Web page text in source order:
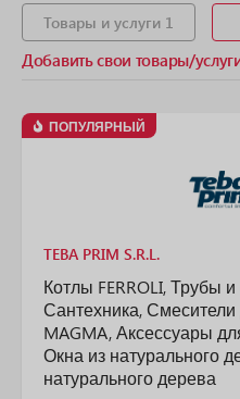
Товары и услуги 1
Добавить свои товары/
ПОПУЛЯРНЫЙ
TEBA PRIM S.R.L.
Котлы FERROLI, Трубы
Сантехника,
MAGMA, Аксессуары
Окна из натурального
натурального дерева